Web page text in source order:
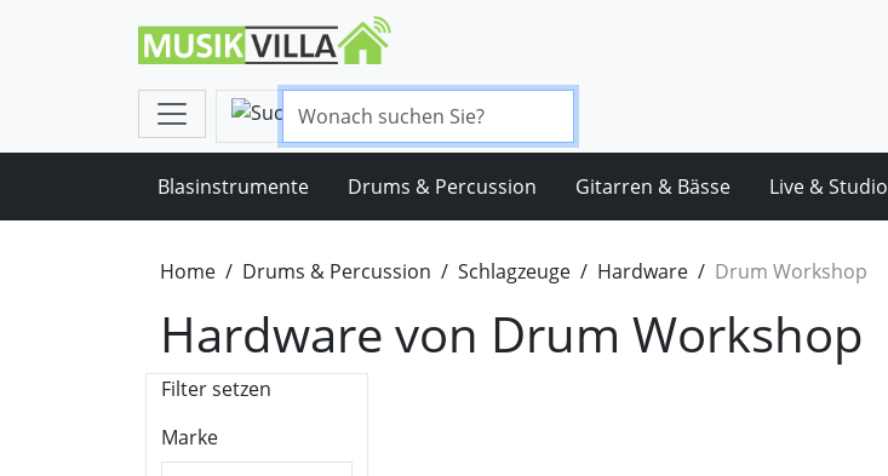
Blasinstrumente Drums & Percussion Gitarren & Bässe Live & Studio
Home Drums & Percussion Schlagzeuge Hardware Drum Workshop
Hardware von Drum Workshop
Filter setzen
Marke